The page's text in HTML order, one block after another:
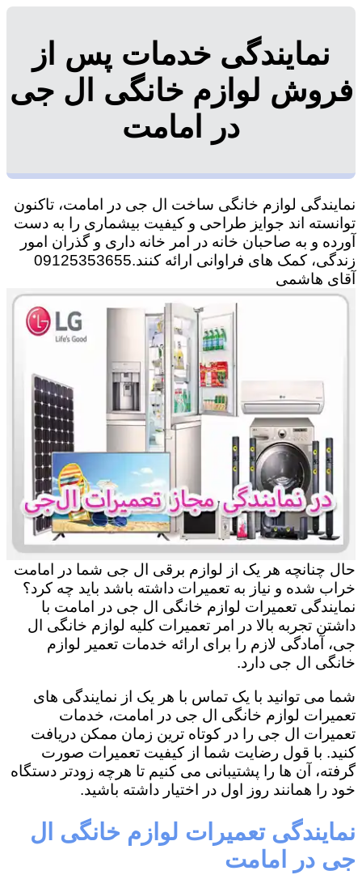
نمایندگی خدمات پس از
فروش لوازم خانگی ال جی
در امامت
نمایندگی لوازم خانگی ساخت ال جی در امامت، تاکنون
توانسته اند جوایز طراحی و کیفیت بیشماری را به دست
آورده و به صاحبان خانه در امر خانه داری و گذران امور
زندگی، کمک های فراوانی ارائه کنند.09125353655
آقای هاشمی
حال چنانچه هر یک از لوازم برقی ال جی شما در امامت
خراب شده و نیاز به تعمیرات داشته باشد باید چه کرد؟
نمایندگی تعمیرات لوازم خانگی ال جی در امامت با
داشتن تجربه بالا در امر تعمیرات کلیه لوازم خانگی ال
جی، آمادگی لازم را برای ارائه خدمات تعمیر لوازم
خانگی ال جی دارد.
شما می توانید با یک تماس با هر یک از نمایندگی های
تعمیرات لوازم خانگی ال جی در امامت، خدمات
تعمیرات ال جی را در کوتاه ترین زمان ممکن دریافت
کنید. با قول رضایت شما از کیفیت تعمیرات صورت
گرفته، آن ها را پشتیبانی می کنیم تا هرچه زودتر دستگاه
خود را همانند روز اول در اختیار داشته باشید.
نمایندگی تعمیرات لوازم خانگی ال
جی در امامت